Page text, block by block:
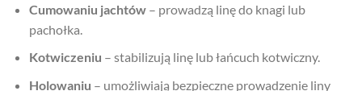
Cumowaniu jachtów– prowadzą linę do knagi lub
pachołka.
Kotwiczeniu – stabilizują linę lub łańcuch kotwiczny.
Holowaniu – umożliwiają bezpieczne prowadzenie liny